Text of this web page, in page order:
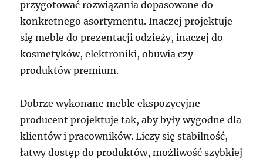
przygotować rozwiązania dopasowane do
konkretnego asortymentu. Inaczej projektuje
się meble do prezentacji odzieży, inaczej do
kosmetyków, elektroniki, obuwia czy
produktów premium.
Dobrze wykonane meble ekspozycyjne
producent projektuje tak, aby były wygodne dla
klientów i pracowników. Liczy się stabilność,
łatwy dostęp do produktów, możliwość szybkiej